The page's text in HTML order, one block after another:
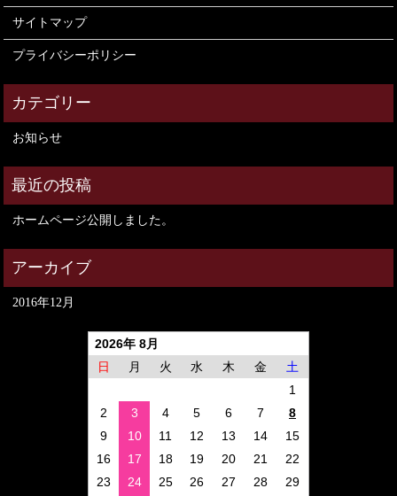
サイトマップ
プライバシーポリシー
お知らせ
ホームページ公開しました。
2016年12月
2026年 8月
日
月 火 水 木 金
土
1
2
3 4 5 6 7
8
9
10 11 12 13 14
15
16
17 18 19 20 21
22
23
24 25 26 27 28
29